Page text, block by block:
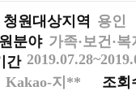
청원대상지역 용인
분야 가족·보건·복
간
Kakao-지** 조회